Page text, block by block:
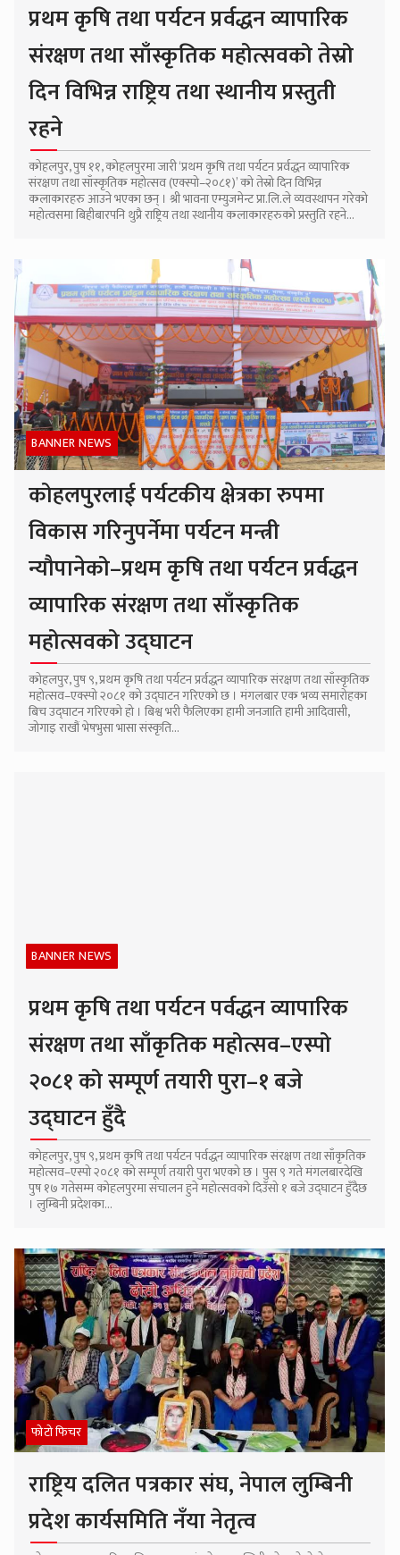
प्रथम कृषि तथा पर्यटन प्रर्वद्धन व्यापारिक
संरक्षण तथा साँस्कृतिक महोत्सवको तेस्रो
दिन विभिन्न राष्ट्रिय तथा स्थानीय प्रस्तुती
रहने
कोहलपुर, पुष ११, कोहलपुरमा जारी ‘प्रथम कृषि तथा पर्यटन प्रर्वद्धन व्यापारिक
संरक्षण तथा साँस्कृतिक महोत्सव (एक्स्पो–२०८१)’ को तेस्रो दिन विभिन्न
कलाकारहरु आउने भएका छन् । श्री भावना एम्युजमेन्ट प्रा.लि.ले व्यवस्थापन गरेको
महोत्वसमा बिहीबारपनि थुप्रै राष्ट्रिय तथा स्थानीय कलाकारहरुको प्रस्तुति रहने...
BANNER NEWS
कोहलपुरलाई पर्यटकीय क्षेत्रका रुपमा
विकास गरिनुपर्नेमा पर्यटन मन्त्री
न्यौपानेको–प्रथम कृषि तथा पर्यटन प्रर्वद्धन
व्यापारिक संरक्षण तथा साँस्कृतिक
महोत्सवको उद्घाटन
कोहलपुर, पुष ९, प्रथम कृषि तथा पर्यटन प्रर्वद्धन व्यापारिक संरक्षण तथा साँस्कृतिक
महोत्सव–एक्स्पो २०८१ को उद्घाटन गरिएको छ । मंगलबार एक भव्य समारोहका
बिच उद्घाटन गरिएको हो । बिश्व भरी फैलिएका हामी जनजाति हामी आदिवासी,
जोगाइ राखौं भेषभुसा भासा संस्कृति...
BANNER NEWS
प्रथम कृषि तथा पर्यटन पर्वद्धन व्यापारिक
संरक्षण तथा साँकृतिक महोत्सव–एस्पो
२०८१ को सम्पूर्ण तयारी पुरा–१ बजे
उद्घाटन हुँदै
कोहलपुर, पुष ९, प्रथम कृषि तथा पर्यटन पर्वद्धन व्यापारिक संरक्षण तथा साँकृतिक
महोत्सव–एस्पो २०८१ को सम्पूर्ण तयारी पुरा भएको छ । पुस ९ गते मंगलबारदेखि
पुष १७ गतेसम्म कोहलपुरमा संचालन हुने महोत्सवको दिउँसो १ बजे उद्घाटन हुँदैछ
। लुम्बिनी प्रदेशका...
फोटो फिचर
राष्ट्रिय दलित पत्रकार संघ, नेपाल लुम्बिनी
प्रदेश कार्यसमिति नँया नेतृत्व